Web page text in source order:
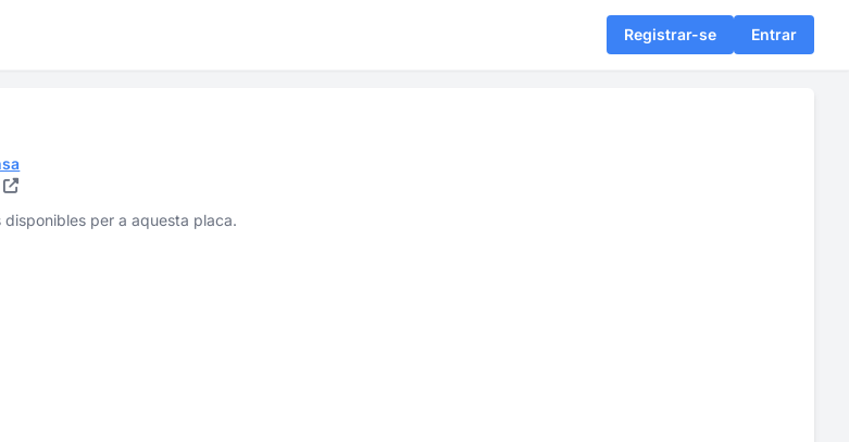
Registrar-se Entrar
disponibles per a aquesta placa.